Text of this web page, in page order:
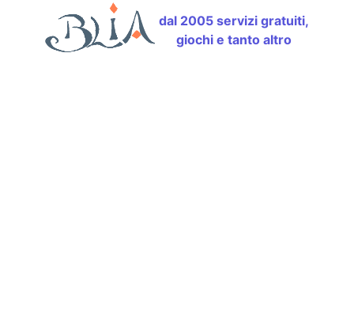
dal 2005 servizi gratuiti,
giochi e tanto altro